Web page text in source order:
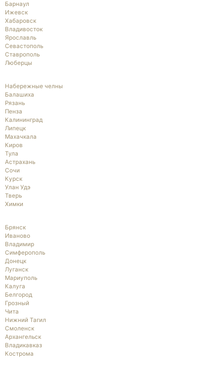
Барнаул
Ижевск
Хабаровск
Владивосток
Ярославль
Севастополь
Ставрополь
Люберцы
Набережные челны
Балашиха
Рязань
Пенза
Калининград
Липецк
Махачкала
Киров
Тула
Астрахань
Сочи
Курск
Улан Удэ
Тверь
Химки
Брянск
Иваново
Владимир
Симферополь
Донецк
Луганск
Мариуполь
Калуга
Белгород
Грозный
Чита
Нижний Тагил
Смоленск
Архангельск
Владикавказ
Кострома